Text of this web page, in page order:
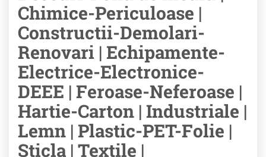
Chimice-Periculoase |
Constructii-Demolari-
Renovari | Echipamente-
Electrice-Electronice-
DEEE | Feroase-Neferoase |
Hartie-Carton | Industriale |
Lemn | Plastic-PET-Folie |
Sticla | Textile |